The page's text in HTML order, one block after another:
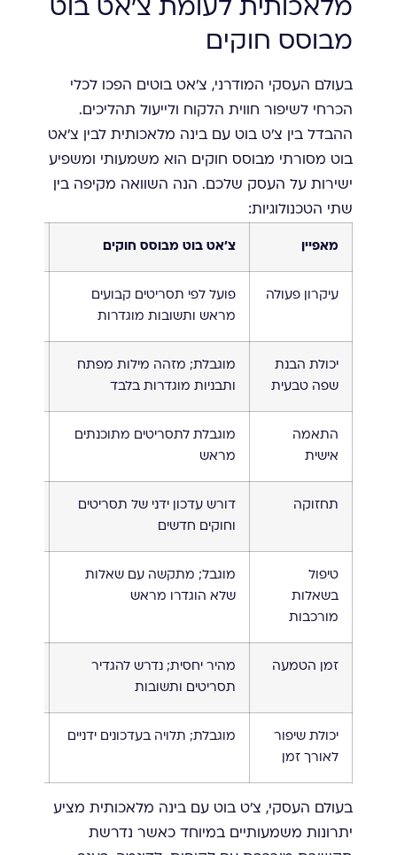
מלאכותית לעומת צ'אט בוט
מבוסס חוקים
בעולם העסקי המודרני, צ'אט בוטים הפכו לכלי
הכרחי לשיפור חווית הלקוח ולייעול תהליכים.
ההבדל בין צ'ט בוט עם בינה מלאכותית לבין צ'אט
בוט מסורתי מבוסס חוקים הוא משמעותי ומשפיע
ישירות על העסק שלכם. הנה השוואה מקיפה בין
שתי הטכנולוגיות:
מאפיין צ'אט בוט מבוסס חוקים
עיקרון פעולה
פועל לפי תסריטים קבועים
מראש ותשובות מוגדרות
יכולת הבנת
שפה טבעית
מוגבלת; מזהה מילות מפתח
ותבניות מוגדרות בלבד
התאמה
אישית
מוגבלת לתסריטים מתוכנתים
מראש
תחזוקה
דורש עדכון ידני של תסריטים
וחוקים חדשים
טיפול
בשאלות
מורכבות
מוגבל; מתקשה עם שאלות
שלא הוגדרו מראש
זמן הטמעה
מהיר יחסית; נדרש להגדיר
תסריטים ותשובות
יכולת שיפור
לאורך זמן
מוגבלת; תלויה בעדכונים ידניים
בעולם העסקי, צ'ט בוט עם בינה מלאכותית מציע
יתרונות משמעותיים במיוחד כאשר נדרשת